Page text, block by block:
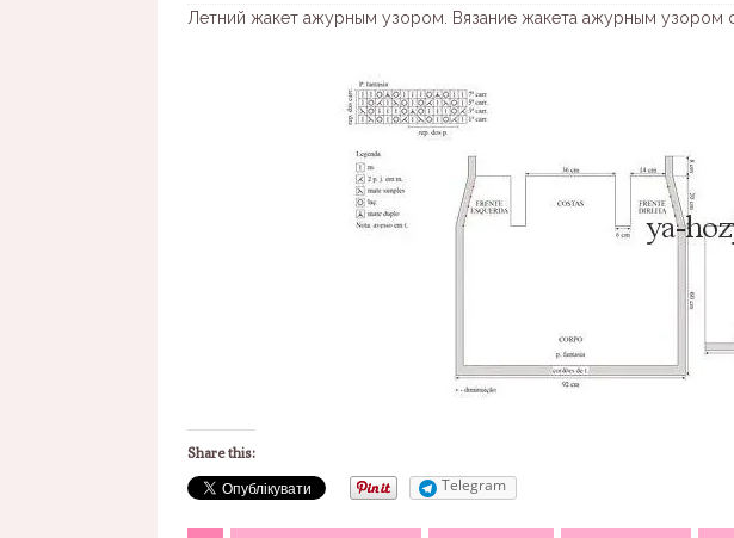
Летний жакет ажурным узором. Вязание жакета ажурным узором
Share this:
Telegram